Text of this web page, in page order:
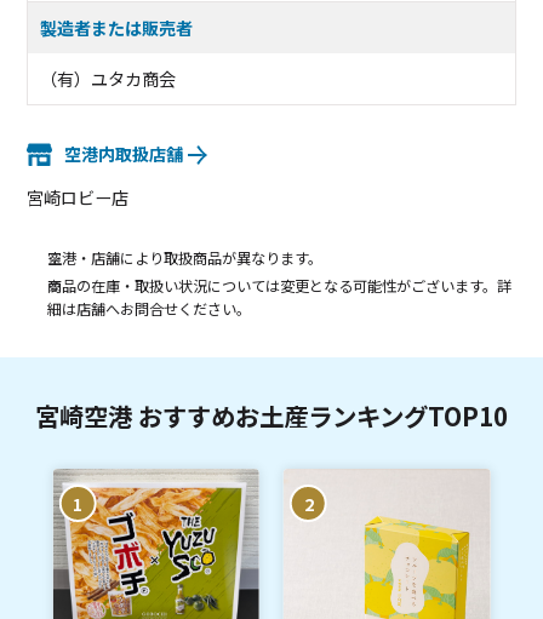
製造者または販売者
（有）ユタカ商会
空港内取扱店舗
宮崎ロビー店
空港・店舗により取扱商品が異なります。
商品の在庫・取扱い状況については変更となる可能性がございます。詳
細は店舗へお問合せください。
宮崎空港 おすすめお土産ランキングTOP10
1 2